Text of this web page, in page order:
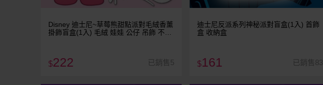
Disney 迪士尼~草莓熊甜點派對毛絨香薰
掛飾盲盒(1入) 毛絨 娃娃 公仔 吊飾 不挑
$222 已銷售5
迪士尼反派系列神秘派對盲盒(1入) 首飾
盒 收納盒
$161 已銷售83